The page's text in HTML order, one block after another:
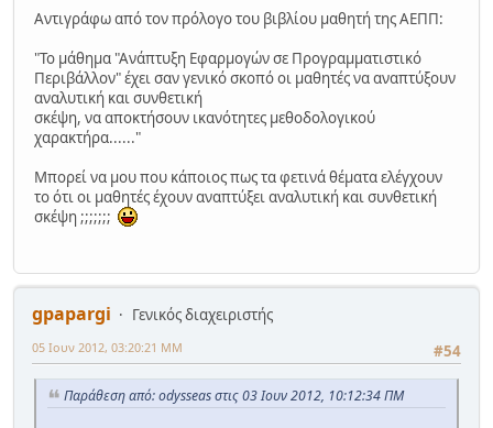
Αντιγράφω από τον πρόλογο του βιβλίου μαθητή της ΑΕΠΠ:
"Το μάθημα "Ανάπτυξη Εφαρμογών σε Προγραμματιστικό
Περιβάλλον" έχει σαν γενικό σκοπό οι μαθητές να αναπτύξουν
αναλυτική και συνθετική
σκέψη, να αποκτήσουν ικανότητες μεθοδολογικού
χαρακτήρα......"
Μπορεί να μου που κάποιος πως τα φετινά θέματα ελέγχουν
το ότι οι μαθητές έχουν αναπτύξει αναλυτική και συνθετική
σκέψη ;;;;;;;
gpapargi
Γενικός διαχειριστής
#54
05 Ιουν 2012, 03:20:21 ΜΜ
Παράθεση από: odysseas στις 03 Ιουν 2012, 10:12:34 ΠΜ